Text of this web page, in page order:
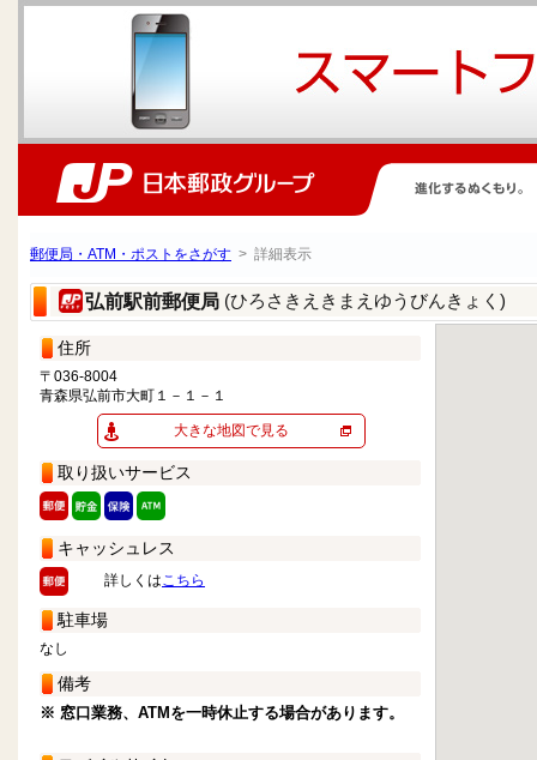
郵便局・ATM・ポストをさがす > 詳細表示
弘前駅前郵便局 (ひろさきえきまえゆうびんきょく)
住所
〒036-8004
青森県弘前市大町１－１－１
大きな地図で見る
取り扱いサービス
キャッシュレス
詳しくはこちら
駐車場
なし
備考
※ 窓口業務、ATMを一時休止する場合があります。